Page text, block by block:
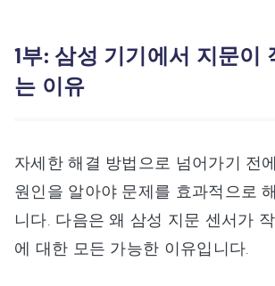
1부: 삼성 기기에서 지문이
는 이유
자세한 해결 방법으로 넘어가기 전
원인을 알아야 문제를 효과적으로
니다. 다음은 왜 삼성 지문 센서가
에 대한 모든 가능한 이유입니다.